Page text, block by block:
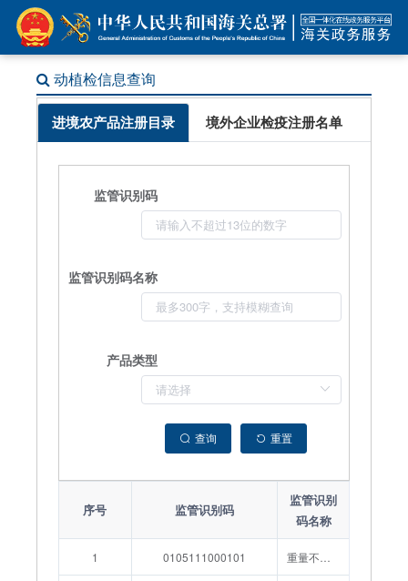
动植检信息查询
进境农产品注册目录 境外企业检疫注册名单